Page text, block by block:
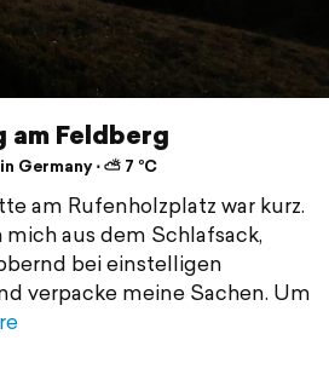
am Feldberg
Germany ⋅ ⛅ 7 °C
am Rufenholzplatz war kurz.
aus dem Schlafsack,
bei einstelligen
verpacke meine Sachen. Um